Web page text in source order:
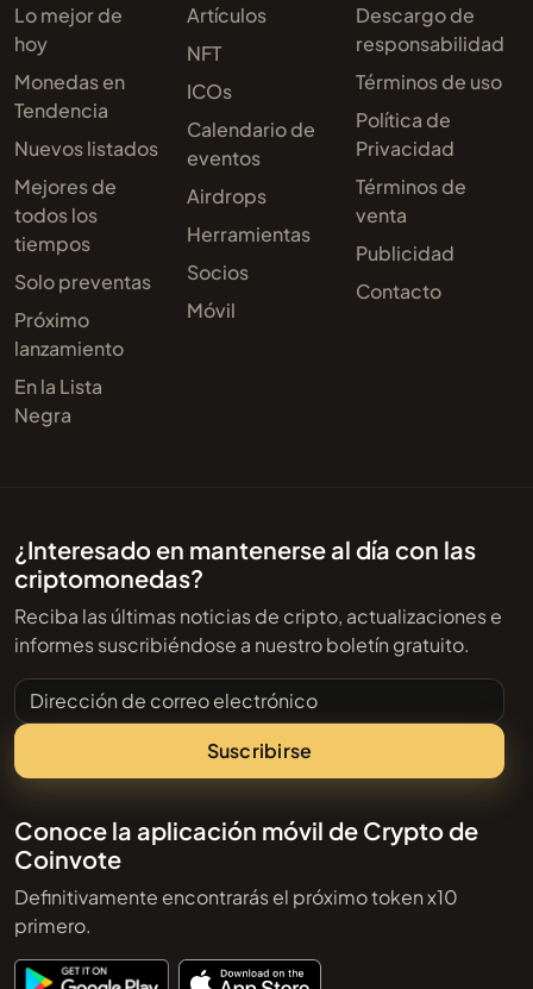
Lo mejor de
hoy
Monedas en
Tendencia
Nuevos listados
Mejores de
todos los
tiempos
Solo preventas
Próximo
lanzamiento
En la Lista
Negra
Artículos
NFT
ICOs
Calendario de
eventos
Airdrops
Herramientas
Socios
Móvil
Descargo de
responsabilidad
Términos de uso
Política de
Privacidad
Términos de
venta
Publicidad
Contacto
¿Interesado en mantenerse al día con las
criptomonedas?
Reciba las últimas noticias de cripto, actualizaciones e
informes suscribiéndose a nuestro boletín gratuito.
Dirección de correo electrónico
Suscribirse
Conoce la aplicación móvil de Crypto de
Coinvote
Definitivamente encontrarás el próximo token x10
primero.